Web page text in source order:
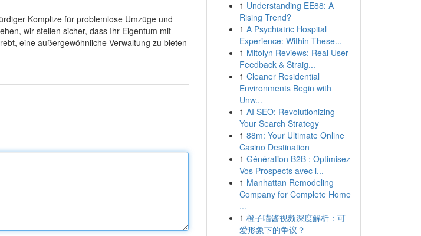
Komplize für problemlose Umzüge und
wir stellen sicher, dass Ihr Eigentum mit
eine außergewöhnliche Verwaltung zu bieten
1 Understanding EE88: A
Rising Trend?
1 A Psychiatric Hospital
Experience: Within These...
1 Mitolyn Reviews: Real User
Feedback & Straig...
1 Cleaner Residential
Environments Begin with
Unw...
1 AI SEO: Revolutionizing
Your Search Strategy
1 88m: Your Ultimate Online
Casino Destination
1 Génération B2B : Optimisez
Vos Prospects avec l...
1 Manhattan Remodeling
Company for Complete Home
...
1 橙子喵酱视频深度解析：可
爱形象下的争议？